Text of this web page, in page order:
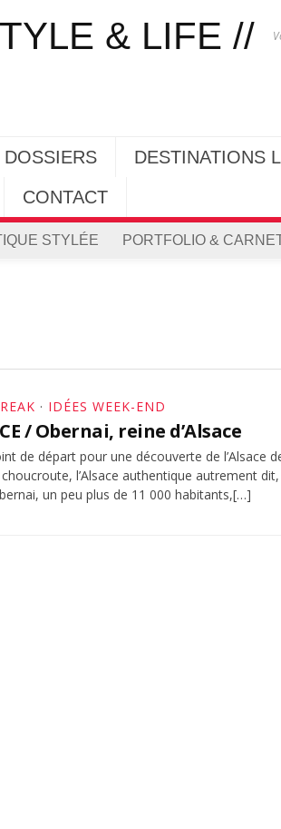
DESTINATIONS
CONTACT
STYLÉE PORTFOLIO &
· IDÉES WEEK-END
/ Obernai, reine d’Alsace
de départ pour une découverte de l’Alsace
l’Alsace authentique autrement
un peu plus de 11 000 habitants,[…]